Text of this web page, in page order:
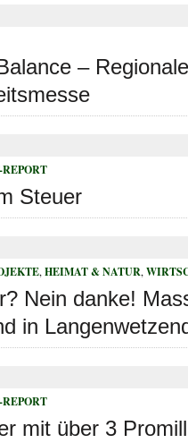
– Regionale
Steuer
, HEIMAT & NATUR,
Nein danke!
in
mit über 3